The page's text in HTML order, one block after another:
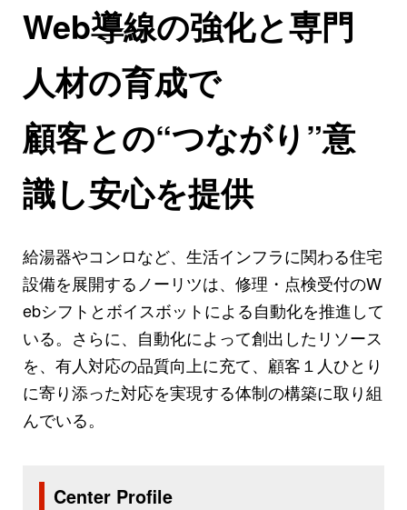
Web導線の強化と専門
人材の育成で
顧客との“つながり”意
識し安心を提供
給湯器やコンロなど、生活インフラに関わる住宅
設備を展開するノーリツは、修理・点検受付のW
ebシフトとボイスボットによる自動化を推進して
いる。さらに、自動化によって創出したリソース
を、有人対応の品質向上に充て、顧客１人ひとり
に寄り添った対応を実現する体制の構築に取り組
んでいる。
Center Profile